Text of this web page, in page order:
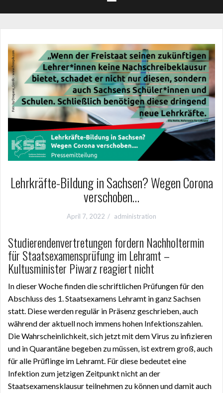
Lehrkräfte-Bildung in Sachsen? Wegen Corona
verschoben…
April 7, 2022 administration
Studierendenvertretungen fordern Nachholtermin
für Staatsexamensprüfung im Lehramt –
Kultusminister Piwarz reagiert nicht
In dieser Woche finden die schriftlichen Prüfungen für den
Abschluss des 1. Staatsexamens Lehramt in ganz Sachsen
statt. Diese werden regulär in Präsenz geschrieben, auch
während der aktuell noch immens hohen Infektionszahlen.
Die Wahrscheinlichkeit, sich jetzt mit dem Virus zu infizieren
und in Quarantäne begeben zu müssen, ist extrem groß, auch
für alle Prüflinge im Lehramt. Für diese bedeutet eine
Infektion zum jetzigen Zeitpunkt nicht an der
Staatsexamensklausur teilnehmen zu können und damit auch